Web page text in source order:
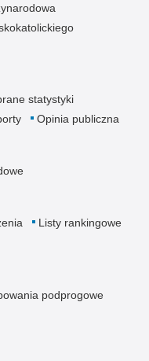
statystyki
Opinia publiczna
Listy rankingowe
podprogowe